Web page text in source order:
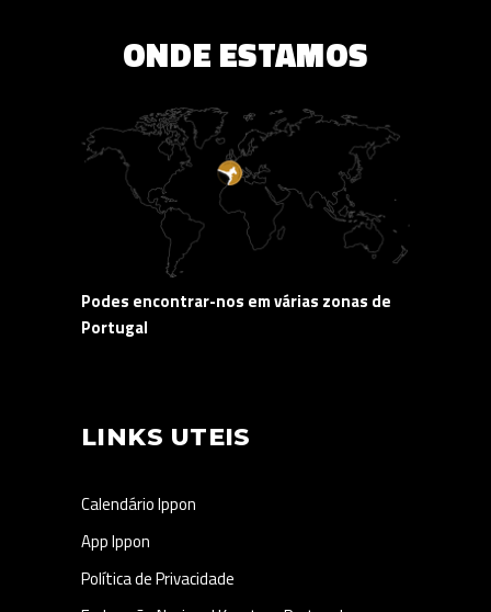
ONDE ESTAMOS
Podes encontrar-nos em várias zonas de
Portugal
LINKS UTEIS
Calendário Ippon
App Ippon
Política de Privacidade